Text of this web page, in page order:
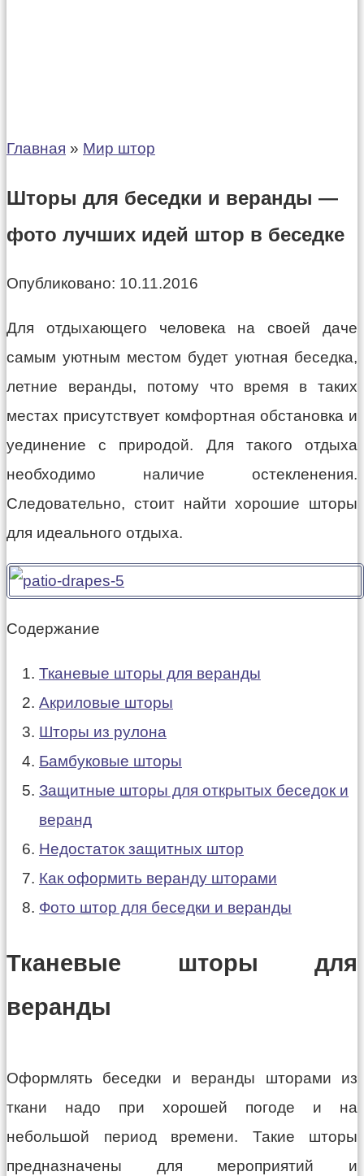
Главная » Мир штор
Шторы для беседки и веранды —
фото лучших идей штор в беседке
Опубликовано: 10.11.2016
Для отдыхающего человека на своей даче
самым уютным местом будет уютная беседка,
летние веранды, потому что время в таких
местах присутствует комфортная обстановка и
уединение с природой. Для такого отдыха
необходимо наличие остекленения.
Следовательно, стоит найти хорошие шторы
для идеального отдыха.
Содержание
Тканевые шторы для веранды
Акриловые шторы
Шторы из рулона
Бамбуковые шторы
Защитные шторы для открытых беседок и
веранд
Недостаток защитных штор
Как оформить веранду шторами
Фото штор для беседки и веранды
Тканевые шторы для
веранды
Оформлять беседки и веранды шторами из
ткани надо при хорошей погоде и на
небольшой период времени. Такие шторы
предназначены для мероприятий и